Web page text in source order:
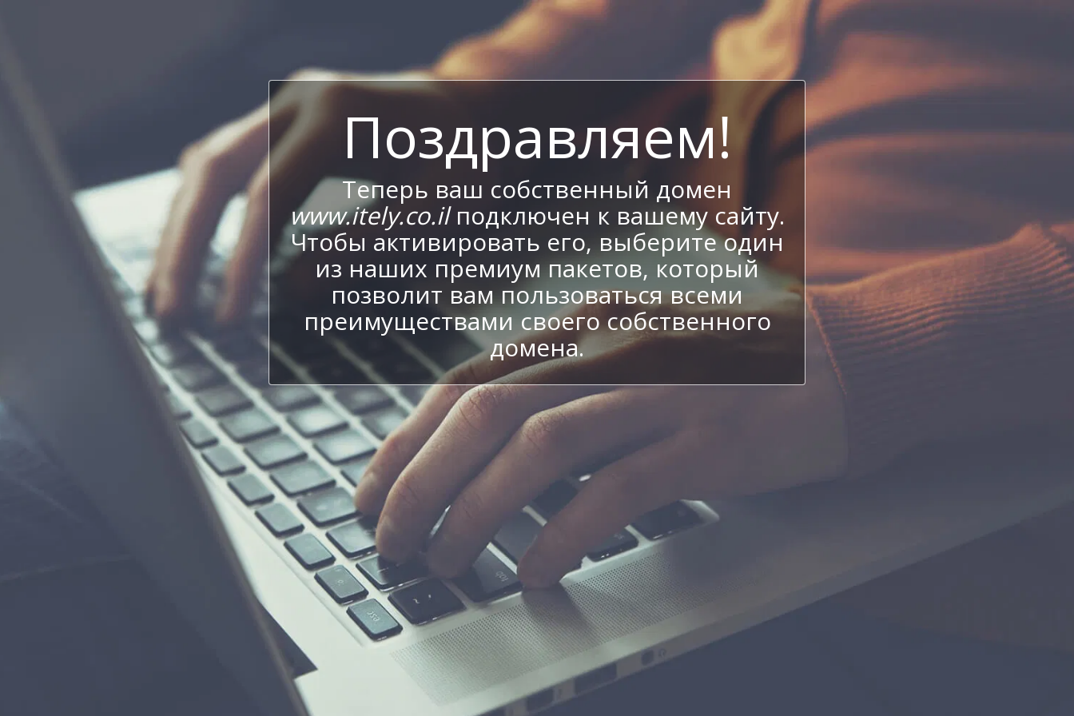
Поздравляем!
Теперь ваш собственный домен
www.itely.co.ilподключен к вашему сайту.
Чтобы активировать его, выберите один
из наших премиум пакетов, который
позволит вам пользоваться всеми
преимуществами своего собственного
домена.